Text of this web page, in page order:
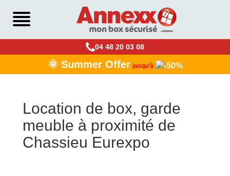
04 48 20 03 08
🌞 Summer Offer jusqu'à
Location de box, garde
meuble à proximité de
Chassieu Eurexpo